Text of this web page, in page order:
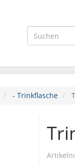
- Trinkflasche